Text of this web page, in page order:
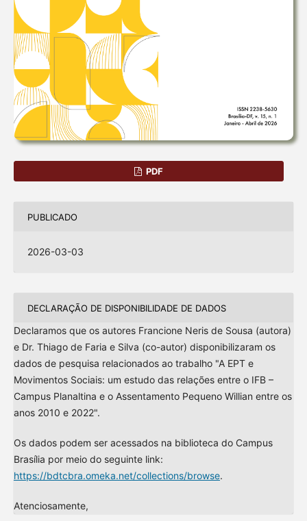
PDF
PUBLICADO
2026-03-03
DECLARAÇÃO DE DISPONIBILIDADE DE DADOS
Declaramos que os autores Francione Neris de Sousa (autora)
e Dr. Thiago de Faria e Silva (co-autor) disponibilizaram os
dados de pesquisa relacionados ao trabalho "A EPT e
Movimentos Sociais: um estudo das relações entre o IFB –
Campus Planaltina e o Assentamento Pequeno Willian entre os
anos 2010 e 2022".
Os dados podem ser acessados na biblioteca do Campus
Brasília por meio do seguinte link:
https://bdtcbra.omeka.net/collections/browse.
Atenciosamente,